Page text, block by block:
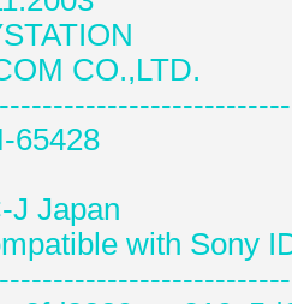
65428
Japan
with Sony